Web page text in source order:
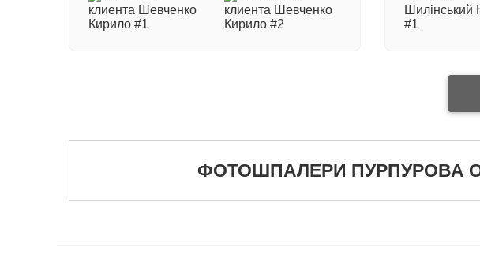
Ваш відгук
ФОТОШПАЛЕРИ ПУРПУРОВА